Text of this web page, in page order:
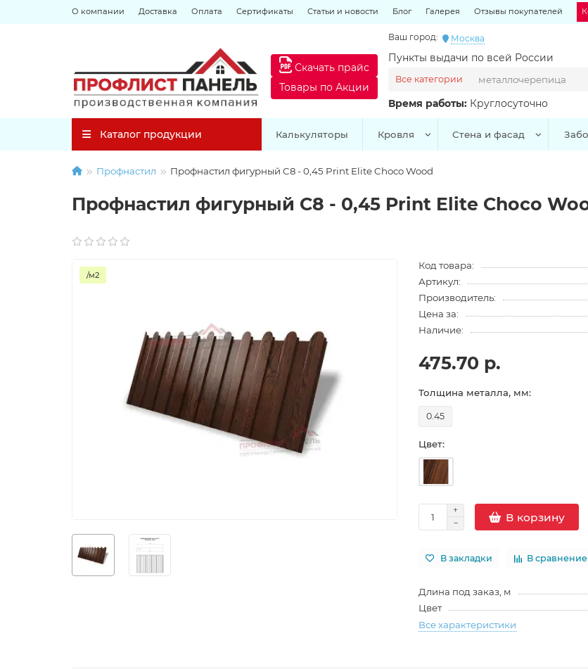
О компании Доставка Оплата Сертификаты Статьи и новости Блог Галерея Отзывы покупателей
Ваш город: Москва
Пункты выдачи по всей России
Время работы: Круглосуточно
Все категории
Скачать прайс
Товары по Акции
Каталог продукции Калькуляторы Кровля Стена и фасад
Профнастил Профнастил фигурный C8 - 0,45 Print Elite Choco Wood
Профнастил фигурный C8 - 0,45 Print Elite Choco
/м2
Код товара:
Артикул:
Производитель:
Цена за:
Наличие:
475.70 р.
Толщина металла, мм:
0.45
Цвет:
В корзину
В закладки В сравнение
Длина под заказ, м
Цвет
Все характеристики